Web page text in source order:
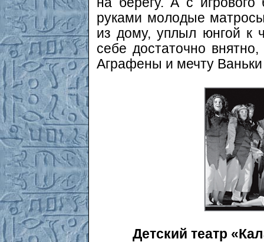
руками молодые
из дому, уплыл юнгой к
себе достаточно
Аграфены и мечту
Детский театр